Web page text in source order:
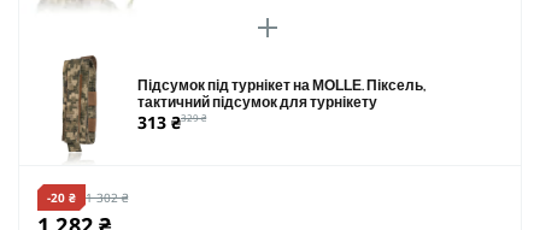
Підсумок під турнікет на MOLLE. Піксель,
тактичний підсумок для турнікету
313 ₴329 ₴
-20 ₴ 1 302 ₴